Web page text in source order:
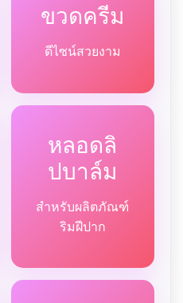
ขวดครีม
ดีไซน์สวยงาม
หลอดลิ
ปบาล์ม
สำหรับผลิตภัณฑ์
ริมฝีปาก